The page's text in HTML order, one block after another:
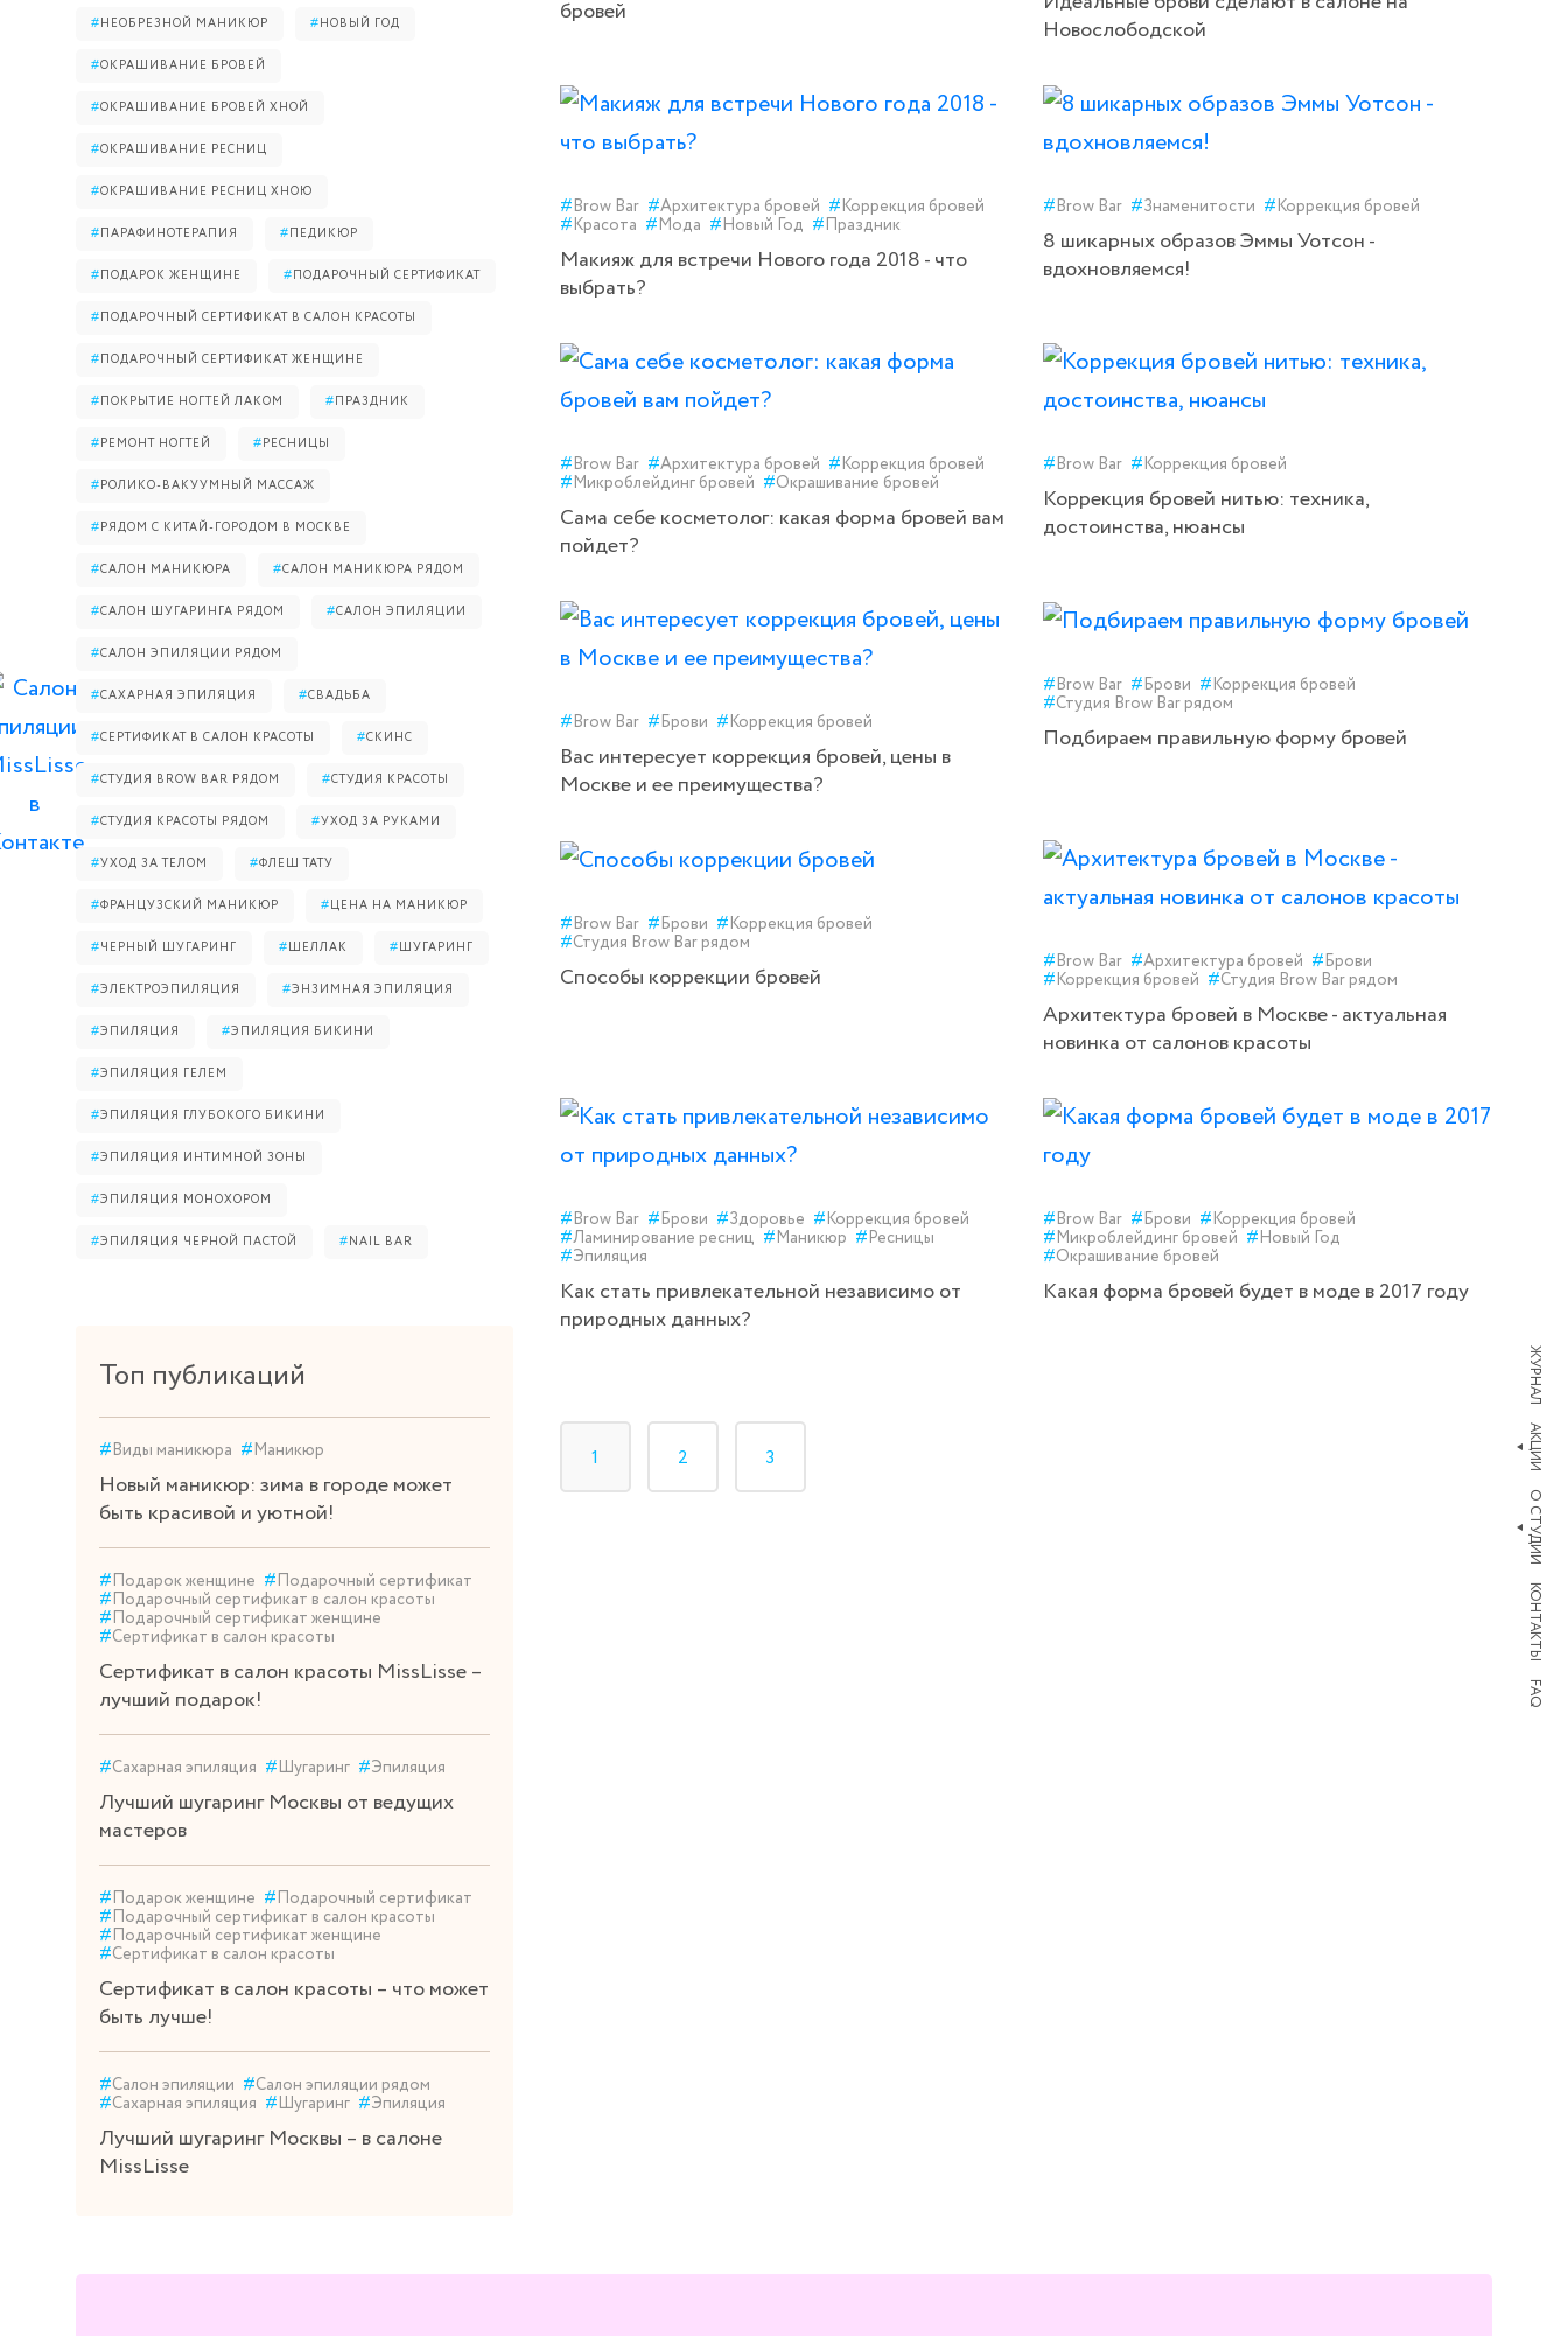
ЖУРНАЛ
АКЦИИ
О СТУДИИ
КОНТАКТЫ
FAQ
#НЕОБРЕЗНОЙ МАНИКЮР #НОВЫЙ ГОД
#ОКРАШИВАНИЕ БРОВЕЙ
#ОКРАШИВАНИЕ БРОВЕЙ ХНОЙ
#ОКРАШИВАНИЕ РЕСНИЦ
#ОКРАШИВАНИЕ РЕСНИЦ ХНОЮ
#ПАРАФИНОТЕРАПИЯ #ПЕДИКЮР
#ПОДАРОК ЖЕНЩИНЕ #ПОДАРОЧНЫЙ СЕРТИФИКАТ
#ПОДАРОЧНЫЙ СЕРТИФИКАТ В САЛОН КРАСОТЫ
#ПОДАРОЧНЫЙ СЕРТИФИКАТ ЖЕНЩИНЕ
#ПОКРЫТИЕ НОГТЕЙ ЛАКОМ #ПРАЗДНИК
#РЕМОНТ НОГТЕЙ #РЕСНИЦЫ
#РОЛИКО-ВАКУУМНЫЙ МАССАЖ
#РЯДОМ С КИТАЙ-ГОРОДОМ В МОСКВЕ
#САЛОН МАНИКЮРА #САЛОН МАНИКЮРА РЯДОМ
#САЛОН ШУГАРИНГА РЯДОМ #САЛОН ЭПИЛЯЦИИ
#САЛОН ЭПИЛЯЦИИ РЯДОМ
#САХАРНАЯ ЭПИЛЯЦИЯ #СВАДЬБА
#СЕРТИФИКАТ В САЛОН КРАСОТЫ #СКИНС
#СТУДИЯ BROW BAR РЯДОМ #СТУДИЯ КРАСОТЫ
#СТУДИЯ КРАСОТЫ РЯДОМ #УХОД ЗА РУКАМИ
#УХОД ЗА ТЕЛОМ #ФЛЕШ ТАТУ
#ФРАНЦУЗСКИЙ МАНИКЮР #ЦЕНА НА МАНИКЮР
#ЧЕРНЫЙ ШУГАРИНГ #ШЕЛЛАК #ШУГАРИНГ
#ЭЛЕКТРОЭПИЛЯЦИЯ #ЭНЗИМНАЯ ЭПИЛЯЦИЯ
#ЭПИЛЯЦИЯ #ЭПИЛЯЦИЯ БИКИНИ
#ЭПИЛЯЦИЯ ГЕЛЕМ
#ЭПИЛЯЦИЯ ГЛУБОКОГО БИКИНИ
#ЭПИЛЯЦИЯ ИНТИМНОЙ ЗОНЫ
#ЭПИЛЯЦИЯ МОНОХОРОМ
#ЭПИЛЯЦИЯ ЧЕРНОЙ ПАСТОЙ #NAIL BAR
Топ публикаций
#Виды маникюра #Маникюр
Новый маникюр: зима в городе может
быть красивой и уютной!
#Подарок женщине #Подарочный сертификат
#Подарочный сертификат в салон красоты
#Подарочный сертификат женщине
#Сертификат в салон красоты
Сертификат в салон красоты MissLisse –
лучший подарок!
#Сахарная эпиляция #Шугаринг #Эпиляция
Лучший шугаринг Москвы от ведущих
мастеров
#Подарок женщине #Подарочный сертификат
#Подарочный сертификат в салон красоты
#Подарочный сертификат женщине
#Сертификат в салон красоты
Сертификат в салон красоты – что может
быть лучше!
#Салон эпиляции #Салон эпиляции рядом
#Сахарная эпиляция #Шугаринг #Эпиляция
Лучший шугаринг Москвы – в салоне
MissLisse
бровей
Новослободской
#Brow Bar #Архитектура бровей #Коррекция бровей
#Красота #Мода #Новый Год #Праздник
Макияж для встречи Нового года 2018 - что
выбрать?
#Brow Bar #Знаменитости #Коррекция бровей
8 шикарных образов Эммы Уотсон -
вдохновляемся!
#Brow Bar #Архитектура бровей #Коррекция бровей
#Микроблейдинг бровей #Окрашивание бровей
Сама себе косметолог: какая форма бровей вам
пойдет?
#Brow Bar #Коррекция бровей
Коррекция бровей нитью: техника,
достоинства, нюансы
#Brow Bar #Брови #Коррекция бровей
Вас интересует коррекция бровей, цены в
Москве и ее преимущества?
#Brow Bar #Брови #Коррекция бровей
#Студия Brow Bar рядом
Подбираем правильную форму бровей
#Brow Bar #Брови #Коррекция бровей
#Студия Brow Bar рядом
Способы коррекции бровей
#Brow Bar #Архитектура бровей #Брови
#Коррекция бровей #Студия Brow Bar рядом
Архитектура бровей в Москве - актуальная
новинка от салонов красоты
#Brow Bar #Брови #Здоровье #Коррекция бровей
#Ламинирование ресниц #Маникюр #Ресницы
#Эпиляция
Как стать привлекательной независимо от
природных данных?
#Brow Bar #Брови #Коррекция бровей
#Микроблейдинг бровей #Новый Год
#Окрашивание бровей
Какая форма бровей будет в моде в 2017 году
1 2 3